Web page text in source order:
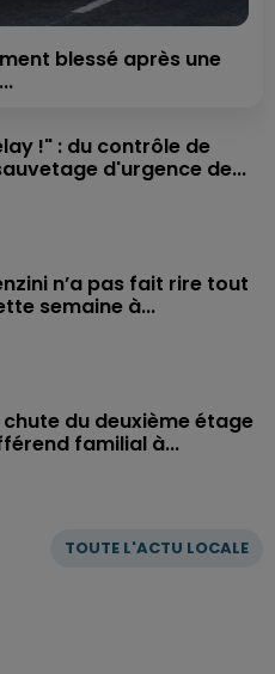
TOUTE L'ACTU LOCALE
blessé après une
!" : du contrôle de
d'urgence de...
n’a pas fait rire tout
semaine à...
du deuxième étage
familial à...